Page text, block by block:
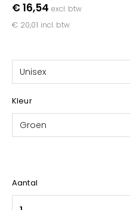
€ 16,54 excl. btw
€ 20,01 incl. btw
Unisex
Kleur
Groen
Aantal